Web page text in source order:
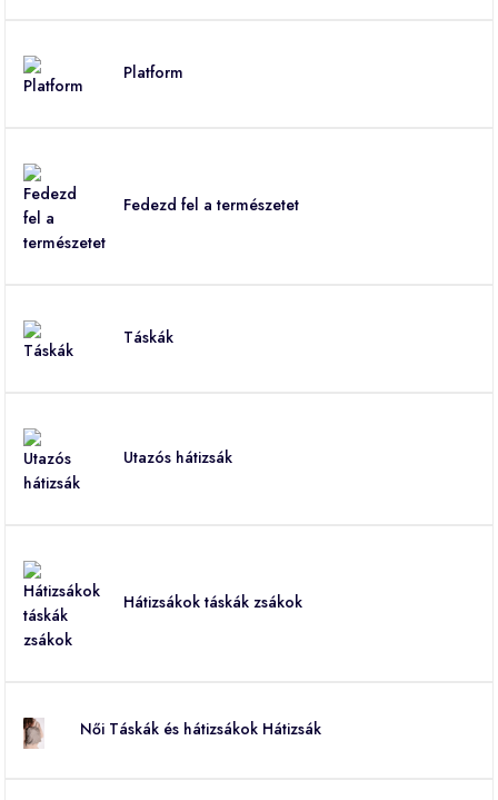
Platform
Fedezd fel a természetet
Táskák
Utazós hátizsák
Hátizsákok táskák zsákok
Női Táskák és hátizsákok Hátizsák